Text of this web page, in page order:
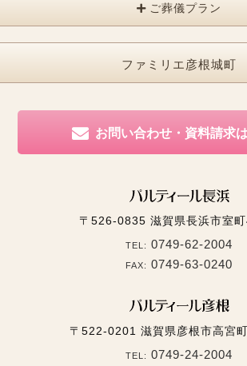
ご葬儀プラン
ファミリエ彦根城町
お問い合わせ・資料請求
〒526-0835 滋賀県長浜市室
TEL: 0749-62-2004
FAX: 0749-63-0240
〒522-0201 滋賀県彦根市高宮
TEL: 0749-24-2004